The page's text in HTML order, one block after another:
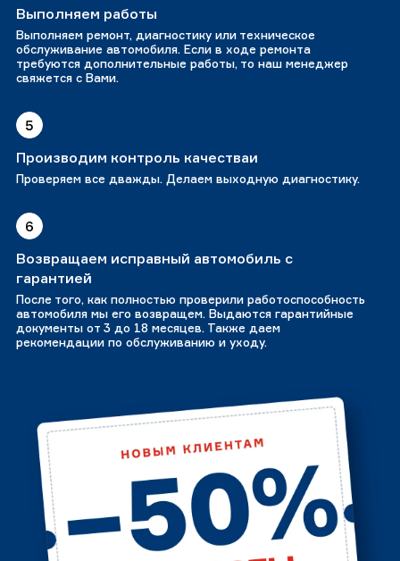
Выполняем работы
Выполняем ремонт, диагностику или техническое
обслуживание автомобиля. Если в ходе ремонта
требуются дополнительные работы, то наш менеджер
свяжется с Вами.
5
Производим контроль качестваи
Проверяем все дважды. Делаем выходную диагностику.
6
Возвращаем исправный автомобиль с
гарантией
После того, как полностью проверили работоспособность
автомобиля мы его возвращем. Выдаются гарантийные
документы от 3 до 18 месяцев. Также даем
рекомендации по обслуживанию и уходу.